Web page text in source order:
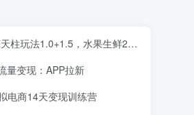
，水果生鲜2小时起量,标品2天爆单,利润率提升30%
量变现：APP拉新
电商14天变现训练营